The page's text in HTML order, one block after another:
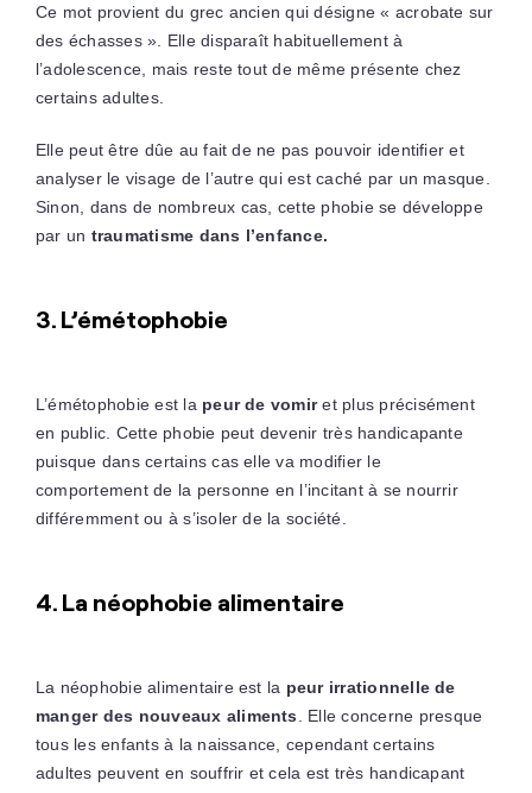
Ce mot provient du grec ancien qui désigne « acrobate sur
des échasses ». Elle disparaît habituellement à
l’adolescence, mais reste tout de même présente chez
certains adultes.
Elle peut être dûe au fait de ne pas pouvoir identifier et
analyser le visage de l’autre qui est caché par un masque.
Sinon, dans de nombreux cas, cette phobie se développe
par un traumatisme dans l’enfance.
3. L’émétophobie
L’émétophobie est la peur de vomiret plus précisément
en public. Cette phobie peut devenir très handicapante
puisque dans certains cas elle va modifier le
comportement de la personne en l’incitant à se nourrir
différemment ou à s’isoler de la société.
4. La néophobie alimentaire
La néophobie alimentaire est la peur irrationnelle de
manger des nouveaux aliments
. Elle concerne presque
tous les enfants à la naissance, cependant certains
adultes peuvent en souffrir et cela est très handicapant